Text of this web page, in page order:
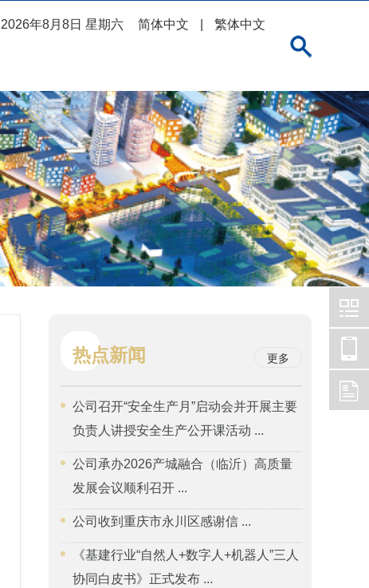
2026年8月8日 星期六 简体中文 繁体中文
热点新闻 更多
公司召开“安全生产月”启动会并开展主要
负责人讲授安全生产公开课活动 ...
公司承办2026产城融合（临沂）高质量
发展会议顺利召开 ...
公司收到重庆市永川区感谢信 ...
《基建行业“自然人+数字人+机器人”三人
协同白皮书》正式发布 ...